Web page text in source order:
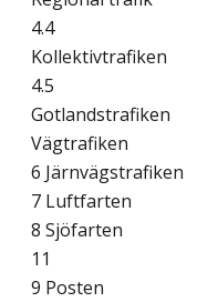
4.4
Kollektivtrafiken
4.5
Gotlandstrafiken
Vägtrafiken
6 Järnvägstrafiken
7 Luftfarten
8 Sjöfarten
11
9 Posten